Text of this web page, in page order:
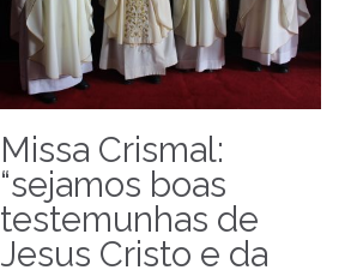
Missa Crismal:
“sejamos boas
testemunhas de
Jesus Cristo e da